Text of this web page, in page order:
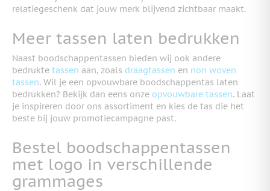
relatiegeschenk dat jouw merk blijvend zichtbaar maakt.
Meer tassen laten bedrukken
Naast boodschappentassen bieden wij ook andere
bedrukte tassen aan, zoals draagtassen en non woven
tassen. Wil je een opvouwbare boodschappentas laten
bedrukken? Bekijk dan eens onze opvouwbare tassen. Laat
je inspireren door ons assortiment en kies de tas die het
beste bij jouw promotiecampagne past.
Bestel boodschappentassen
met logo in verschillende
grammages